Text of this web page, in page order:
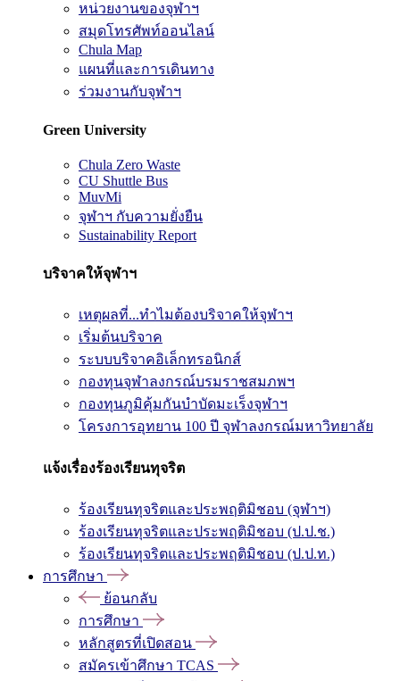
หน่วยงานของจุฬาฯ
สมุดโทรศัพท์ออนไลน์
Chula Map
แผนที่และการเดินทาง
ร่วมงานกับจุฬาฯ
Green University
Chula Zero Waste
CU Shuttle Bus
MuvMi
จุฬาฯ กับความยั่งยืน
Sustainability Report
บริจาคให้จุฬาฯ
เหตุผลที่...ทำไมต้องบริจาคให้จุฬาฯ
เริ่มต้นบริจาค
ระบบบริจาคอิเล็กทรอนิกส์
กองทุนจุฬาลงกรณ์บรมราชสมภพฯ
กองทุนภูมิคุ้มกันบำบัดมะเร็งจุฬาฯ
โครงการอุทยาน 100 ปี จุฬาลงกรณ์มหาวิทยาลัย
แจ้งเรื่องร้องเรียนทุจริต
ร้องเรียนทุจริตและประพฤติมิชอบ (จุฬาฯ)
ร้องเรียนทุจริตและประพฤติมิชอบ (ป.ป.ช.)
ร้องเรียนทุจริตและประพฤติมิชอบ (ป.ป.ท.)
การศึกษา
ย้อนกลับ
การศึกษา
หลักสูตรที่เปิดสอน
สมัครเข้าศึกษา TCAS